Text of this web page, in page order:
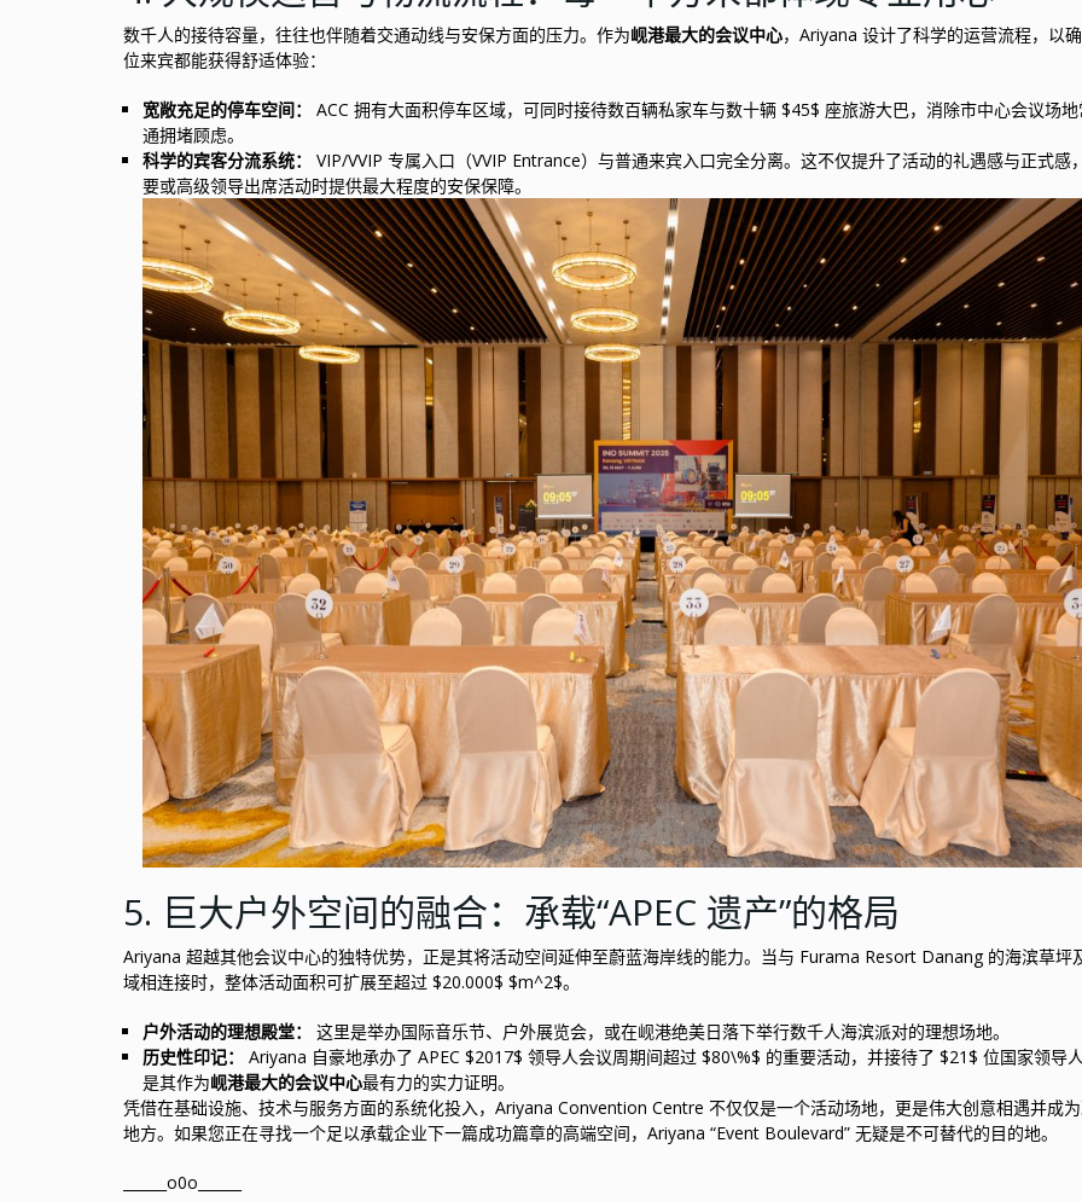
数千人的接待容量，往往也伴随着交通动线与安保方面的压力。作为岘港最大的会议中心，Ariyana 设计了科学的运营流程，以
位来宾都能获得舒适体验：
宽敞充足的停车空间：
ACC 拥有大面积停车区域，可同时接待数百辆私家车与数十辆 $45$ 座旅游大巴，消除市中心会议场
通拥堵顾虑。
科学的宾客分流系统：
VIP/VVIP 专属入口（VVIP Entrance）与普通来宾入口完全分离。这不仅提升了活动的礼遇感与正式感
要或高级领导出席活动时提供最大程度的安保保障。
5. 巨大户外空间的融合：承载“APEC 遗产”的格局
Ariyana 超越其他会议中心的独特优势，正是其将活动空间延伸至蔚蓝海岸线的能力。当与 Furama Resort Danang 的海滨草坪
域相连接时，整体活动面积可扩展至超过 $20.000$ $m^2$。
户外活动的理想殿堂：
这里是举办国际音乐节、户外展览会，或在岘港绝美日落下举行数千人海滨派对的理想场地。
历史性印记：
Ariyana 自豪地承办了 APEC $2017$ 领导人会议周期间超过 $80\%$ 的重要活动，并接待了 $21$ 位国家领导
是其作为岘港最大的会议中心最有力的实力证明。
凭借在基础设施、技术与服务方面的系统化投入，Ariyana Convention Centre 不仅仅是一个活动场地，更是伟大创意相遇并成
地方。如果您正在寻找一个足以承载企业下一篇成功篇章的高端空间，Ariyana “Event Boulevard” 无疑是不可替代的目的地。
______o0o______